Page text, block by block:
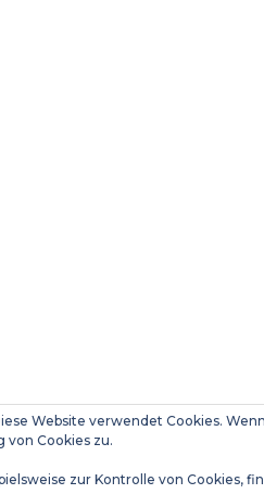
Website verwendet Cookies.
Cookies zu.
zur Kontrolle von Cookies,